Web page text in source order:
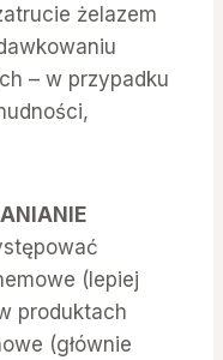
żelazem
– w przypadku
(lepiej
produktach
(głównie